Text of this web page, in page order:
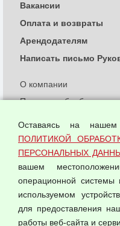
© 2026 ООО "Феникс"
О компании
Политика обработки и
Согласием на
Оферта оптовой купли-
Публичная оферта
Вакансии
Оплата и возвраты
Арендодателям
Написать письмо
Оставаясь на
ПОЛИТИКОЙ
ПЕРСОНАЛЬНЫХ
вашем
операционной
используемом
для предоставления
работы веб-сайта и